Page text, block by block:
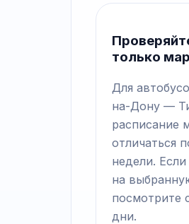
только
Для
на-Дону —
расписание
отличаться
недели.
на
посмотрите
дни.